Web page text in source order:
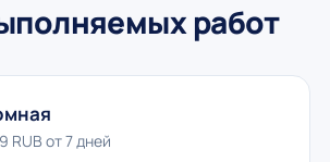
работ
RUB от 7 дней